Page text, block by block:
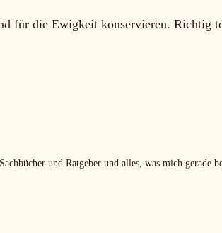
für die Ewigkeit konservieren.
und Ratgeber und alles, was mich gerade